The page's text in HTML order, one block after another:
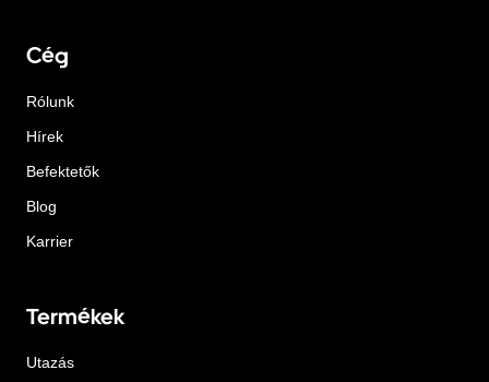
Cég
Rólunk
Hírek
Befektetők
Blog
Karrier
Termékek
Utazás